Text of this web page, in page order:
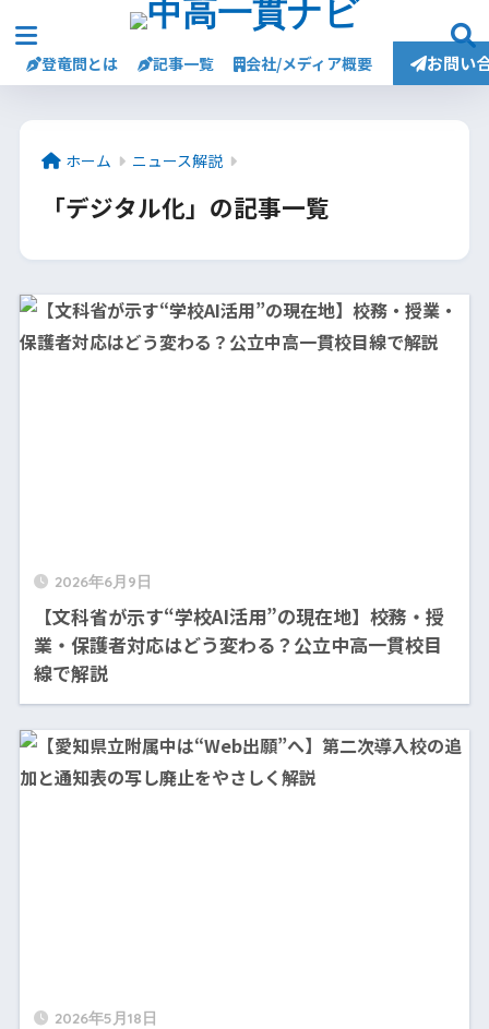
登竜問とは 記事一覧 会社/メディア概要 お問い
ホーム ニュース解説
「デジタル化」の記事一覧
2026年6月9日
【文科省が示す“学校AI活用”の現在地】校務・授
業・保護者対応はどう変わる？公立中高一貫校目
線で解説
2026年5月18日